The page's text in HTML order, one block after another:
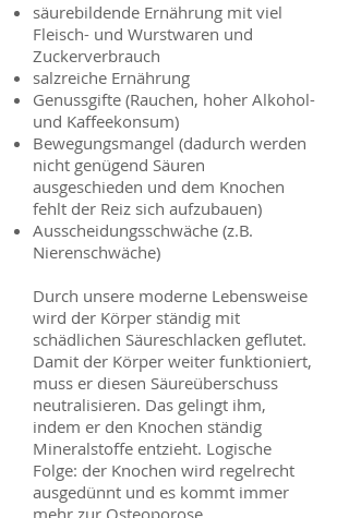
säurebildende Ernährung mit viel
Fleisch- und Wurstwaren und
Zuckerverbrauch
salzreiche Ernährung
Genussgifte (Rauchen, hoher Alkohol-
und Kaffeekonsum)
Bewegungsmangel (dadurch werden
nicht genügend Säuren
ausgeschieden und dem Knochen
fehlt der Reiz sich aufzubauen)
Ausscheidungsschwäche (z.B.
Nierenschwäche)
Durch unsere moderne Lebensweise
wird der Körper ständig mit
schädlichen Säureschlacken geflutet.
Damit der Körper weiter funktioniert,
muss er diesen Säureüberschuss
neutralisieren. Das gelingt ihm,
indem er den Knochen ständig
Mineralstoffe entzieht. Logische
Folge: der Knochen wird regelrecht
ausgedünnt und es kommt immer
mehr zur Osteoporose.